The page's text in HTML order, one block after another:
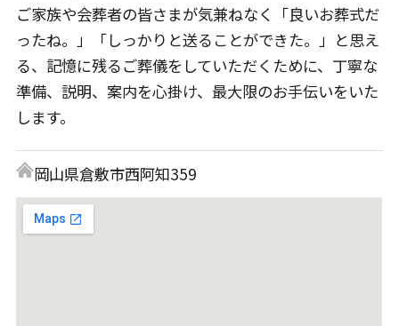
ご家族や会葬者の皆さまが気兼ねなく「良いお葬式だ
ったね。」「しっかりと送ることができた。」と思え
る、記憶に残るご葬儀をしていただくために、丁寧な
準備、説明、案内を心掛け、最大限のお手伝いをいた
します。
岡山県倉敷市西阿知359